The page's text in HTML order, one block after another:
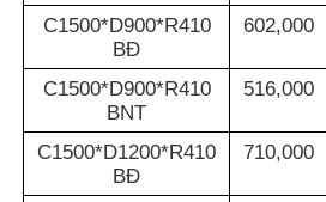
C1500*D900*R410
BĐ
602,000
C1500*D900*R410
BNT
516,000
C1500*D1200*R410
BĐ
710,000